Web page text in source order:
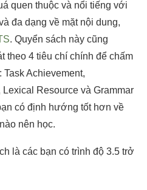
quen thuộc và nổi tiếng với
đa dạng về mặt nội dung,
. Quyển sách này cũng
theo 4 tiêu chí chính để chấm
Achievement,
Resource và Grammar
có định hướng tốt hơn về
nên học.
là các bạn có trình độ 3.5 trở